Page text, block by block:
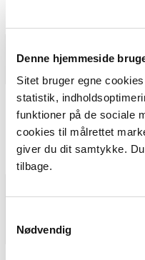
Denne hjemmeside
Sitet bruger egne
statistik,
funktioner på de sociale
cookies til målrettet
giver du dit samtykke.
tilbage.
Nødvendig
Hvilken type
forekomme
Låger, Gangbroer,
Rødder fra træer
Jord og grus.